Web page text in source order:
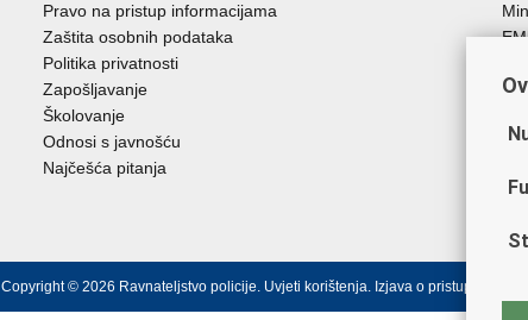
Pravo na pristup informacijama
Zaštita osobnih podataka
Politika privatnosti
Zapošljavanje
Školovanje
Odnosi s javnošću
Najčešća pitanja
Copyright © 2026 Ravnateljstvo policije. Uvjeti korištenja. Izjava o pristupačnosti